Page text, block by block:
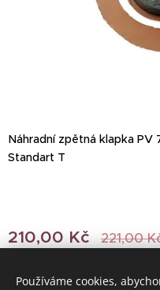
Náhradní zpětná klapka PV
Standart T
210,00 Kč 221,00
Používáme cookies,